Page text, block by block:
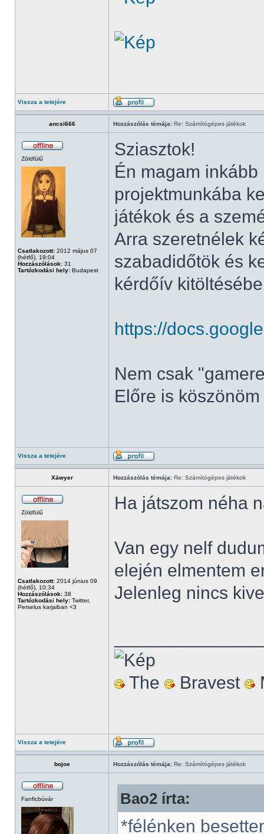
Vissza a tetejére
ancsi666 Hozzászólás témája: Re: Számítógépes játékok
Zöldfülű
Csatlakozott: 2012 május 07
(hétfő), 19:04
Hozzászólások: 31
Tartózkodási hely: Budapest
Sziasztok!
Én magam
projektmunkába
játékok és a
Arra szeretnélek
szabadidőtök és
kérdőív
https://
Nem csak
Előre is
Vissza a tetejére
Xäwyer Hozzászólás témája: Re: Számítógépes játékok
Zöldfülű
Csatlakozott: 2014 június 09
(hétfő), 10:34
Hozzászólások: 38
Tartózkodási hely: Twitter,
Perselus karjaiban <3
Ha játszom néha
Van egy nelf
elején elmentem
Jelenleg nincs
The Bravest
Vissza a tetejére
bojoe Hozzászólás témája: Re: Számítógépes játékok
Fanficbúvár Bao2 írta:
*félénken